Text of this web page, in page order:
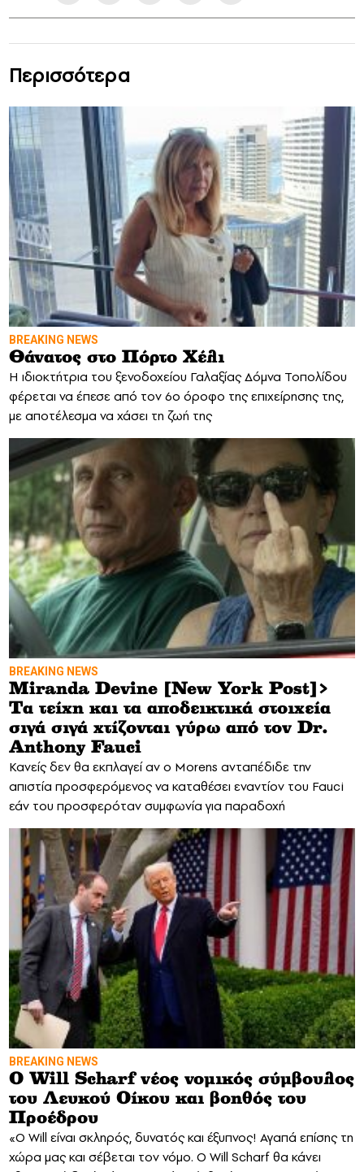
Περισσότερα
BREAKING NEWS
Θάνατος στο Πόρτο Χέλι
Η ιδιοκτήτρια του ξενοδοχείου Γαλαξίας Δόμνα Τοπολίδου
φέρεται να έπεσε από τον 6ο όροφο της επιχείρησης της,
με αποτέλεσμα να χάσει τη ζωή της
BREAKING NEWS
Miranda Devine [New York Post]>
Tα τείχη και τα αποδεικτικά στοιχεία
σιγά σιγά χτίζονται γύρω από τον Dr.
Anthony Fauci
Κανείς δεν θα εκπλαγεί αν ο Morens ανταπέδιδε την
απιστία προσφερόμενος να καταθέσει εναντίον του Fauci
εάν του προσφερόταν συμφωνία για παραδοχή
BREAKING NEWS
O Will Scharf νέος νομικός σύμβουλος
του Λευκού Οίκου και βοηθός του
Προέδρου
«Ο Will είναι σκληρός, δυνατός και έξυπνος! Αγαπά επίσης τη
χώρα μας και σέβεται τον νόμο. Ο Will Scharf θα κάνει